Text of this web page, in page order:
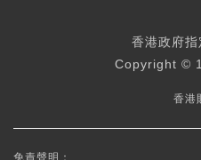
香港政府
Copyright ©
香港